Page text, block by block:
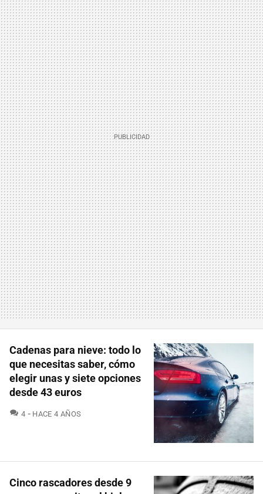
Cadenas para nieve: todo lo
que necesitas saber, cómo
elegir unas y siete opciones
desde 43 euros
4 COMENTARIOS
HACE 4 AÑOS
Cinco rascadores desde 9